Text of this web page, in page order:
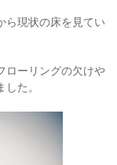
ら現状の床を見てい
ローリングの欠けや
た。